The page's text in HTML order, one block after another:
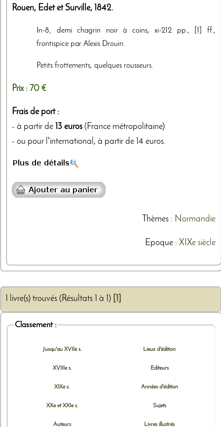
Rouen, Edet et Surville, 1842.
In-8, demi chagrin noir à coins, xi-212 pp., [1] ff.,
frontispice par Alexis Drouin.
Petits frottements, quelques rousseurs.
Prix : 70 €
Frais de port :
- à partir de 13 euros (France métropolitaine)
- ou pour l'international, à partir de 14 euros.
Thèmes: Normandie
Epoque : XIXe siècle
1 livre(s) trouvés (Résultats 1 à 1)
Classement :
Jusqu'au XVIIe s.
XVIIIe s.
XIXe s.
XXe et XXIe s.
Auteurs
Lieux d'édition
Editeurs
Années d'édition
Sujets
Livres illustrés